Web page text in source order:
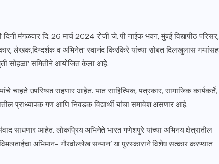
मंगळवार दि. 26 मार्च 2024 रोजी जे. पी नाईक भवन, मुंबई विद्यापीठ परिसर,
लेखक,दिग्दर्शक व अभिनेता स्वानंद किरकिरे यांच्या सोबत दिलखुलास गप्पांसह
सोहळा’ समितीने आयोजित केला आहे.
चाहते उपस्थित राहणार आहेत. यात साहित्यिक, पत्रकार, सामाजिक कार्यकर्ते,
प्राध्यापक गण आणि निवडक विद्यार्थी यांचा समावेश असणार आहे.
साधणार आहेत. लोकप्रिय अभिनेते भारत गणेशपुरे यांच्या अभिनय क्षेत्रातील
अभिमान- गौरवोल्लेख सन्मान’ या पुरस्काराने विशेष सत्कार करण्यात